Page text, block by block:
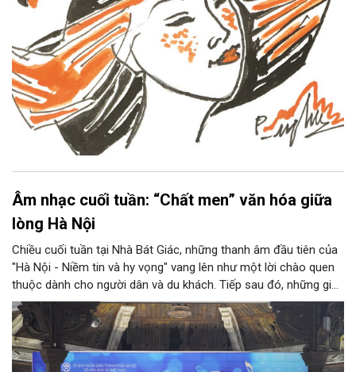
Âm nhạc cuối tuần: “Chất men” văn hóa giữa
lòng Hà Nội
Chiều cuối tuần tại Nhà Bát Giác, những thanh âm đầu tiên của
"Hà Nội - Niềm tin và hy vọng" vang lên như một lời chào quen
thuộc dành cho người dân và du khách. Tiếp sau đó, những giai
điệu jazz kinh điển của thế giới lần lượt cất lên qua phần biểu
diễn của NSƯT Quyền Văn Minh và các nghệ sĩ Bình Minh Jazz
Club, mở ra một không gian âm nhạc giàu cảm xúc ngay giữa
trung tâm Thủ đô.